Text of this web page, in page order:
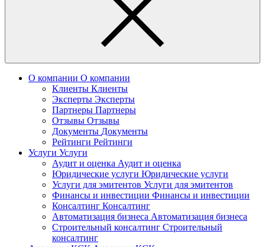
О компании О компании
Клиенты Клиенты
Эксперты Эксперты
Партнеры Партнеры
Отзывы Отзывы
Документы Документы
Рейтинги Рейтинги
Услуги Услуги
Аудит и оценка Аудит и оценка
Юридические услуги Юридические услуги
Услуги для эмитентов Услуги для эмитентов
Финансы и инвестиции Финансы и инвестиции
Консалтинг Консалтинг
Автоматизация бизнеса Автоматизация бизнеса
Строительный консалтинг Строительный
консалтинг